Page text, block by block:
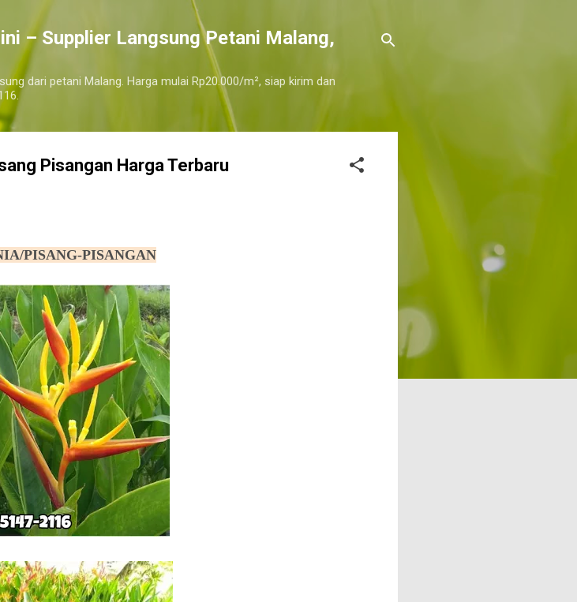
ke konten utama
– Supplier Langsung Petani Malang,
dari petani Malang. Harga mulai Rp20.000/m², siap kirim dan
Pisangan Harga Terbaru
PISANG-PISANGAN